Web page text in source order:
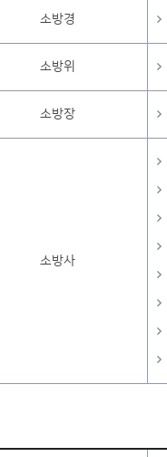
소방경
소방위
소방장
소방사